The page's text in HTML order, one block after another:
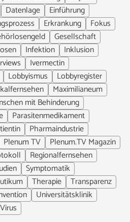
Datenlage
Einführung
Erkrankung
Fokus
Gesellschaft
Infektion
Inklusion
Ivermectin
Lobbyismus
Lobbyregister
Maximilianeum
mit Behinderung
Parasitenmedikament
Pharmaindustrie
Plenum TV
Plenum.TV Magazin
Regionalfernsehen
Symptomatik
Therapie
Transparenz
Universitätsklinik
Virus